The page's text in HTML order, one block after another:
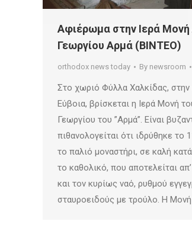
Αφιέρωμα στην Ιερά Μονή
Γεωργίου Αρμά (ΒΙΝΤΕΟ)
orthodox news today By newsroom
Στο χωριό Φύλλα Χαλκίδας, στην
Εύβοια, βρίσκεται η Ιερά Μονή
Γεωργίου του ”Αρμά”. Είναι
πιθανολογείται ότι ιδρύθηκε το
το παλιό μοναστήρι, σε καλή
το καθολικό, που αποτελείται
και τον κυρίως ναό, ρυθμού
σταυροειδούς με τρούλο. Η